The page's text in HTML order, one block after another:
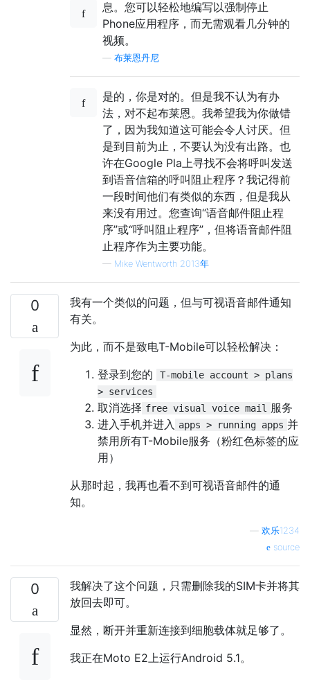
息。您可以轻松地编写以强制停止
Phone应用程序，而无需观看几分钟的
视频。
布莱恩丹尼
是的，你是对的。但是我不认为有办
法，对不起布莱恩。我希望我为你做错
了，因为我知道这可能会令人讨厌。但
是到目前为止，不要认为没有出路。也
许在Google Pla上寻找不会将呼叫发送
到语音信箱的呼叫阻止程序？我记得前
一段时间他们有类似的东西，但是我从
来没有用过。您查询“语音邮件阻止程
序”或“呼叫阻止程序”，但将语音邮件阻
止程序作为主要功能。
— Mike Wentworth 2013年
0
我有一个类似的问题，但与可视语音邮件通知
有关。
为此，而不是致电T-Mobile可以轻松解决：
登录到您的
T-mobile account > plans
> services
取消选择 free visual voice mail 服务
进入手机并进入 apps > running apps 并
禁用所有T-Mobile服务（粉红色标签的应
用）
从那时起，我再也看不到可视语音邮件的通
知。
欢乐1234
source
0
我解决了这个问题，只需删除我的SIM卡并将其
放回去即可。
显然，断开并重新连接到细胞载体就足够了。
我正在Moto E2上运行Android 5.1。